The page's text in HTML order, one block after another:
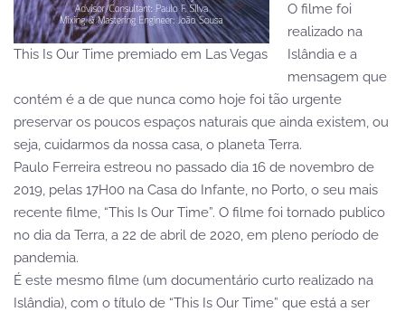
This Is Our Time premiado em Las Vegas
O filme foi
realizado na
Islândia e a
mensagem que
contém é a de que nunca como hoje foi tão urgente
preservar os poucos espaços naturais que ainda existem, ou
seja, cuidarmos da nossa casa, o planeta Terra.
Paulo Ferreira estreou no passado dia 16 de novembro de
2019, pelas 17H00 na Casa do Infante, no Porto, o seu mais
recente filme, “This Is Our Time”. O filme foi tornado publico
no dia da Terra, a 22 de abril de 2020, em pleno período de
pandemia.
É este mesmo filme (um documentário curto realizado na
Islândia), com o título de “This Is Our Time” que está a ser